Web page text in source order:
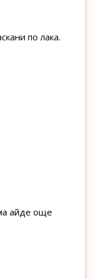
по лака.
айде още